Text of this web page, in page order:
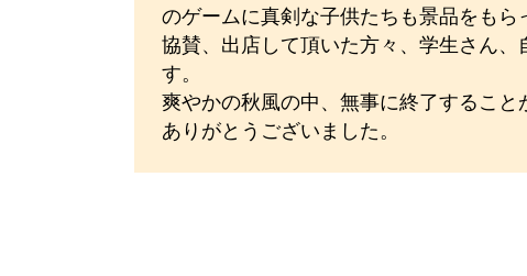
のゲームに真剣な子供たちも景品をもら
協賛、出店して頂いた方々、学生さん
す。
爽やかの秋風の中、無事に終了すること
ありがとうございま